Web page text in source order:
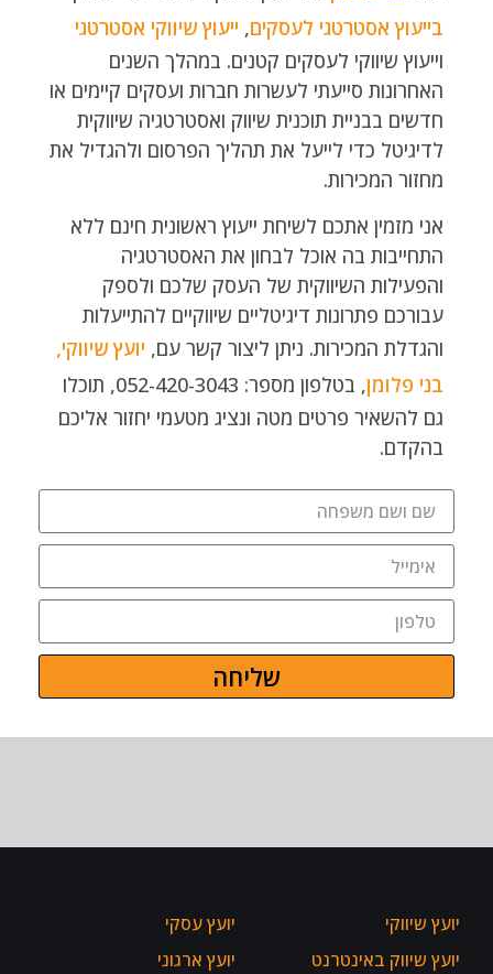
בייעוץ אסטרטגי לעסקים, ייעוץ שיווקי אסטרטגי
וייעוץ שיווקי לעסקים קטנים. במהלך השנים
האחרונות סייעתי לעשרות חברות ועסקים קיימים או
חדשים בבניית תוכנית שיווק ואסטרטגיה שיווקית
לדיגיטל כדי לייעל את תהליך הפרסום ולהגדיל את
מחזור המכירות.
אני מזמין אתכם לשיחת ייעוץ ראשונית חינם ללא
התחייבות בה אוכל לבחון את האסטרטגיה
והפעילות השיווקית של העסק שלכם ולספק
עבורכם פתרונות דיגיטליים שיווקיים להתייעלות
והגדלת המכירות. ניתן ליצור קשר עם, יועץ שיווקי,
בני פלומן
, בטלפון מספר: 052-420-3043, תוכלו
גם להשאיר פרטים מטה ונציג מטעמי יחזור אליכם
בהקדם.
שליחה
יועץ עסקי
יועץ ארגוני
יועץ שיווקי
יועץ שיווק באינטרנט